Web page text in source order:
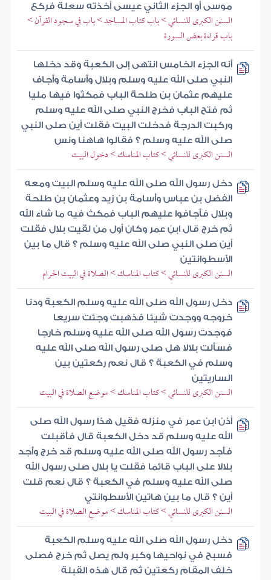
موسى أو الجزء الثاني عيسى أخذته سعلة فركع
السنن الكبرى للنسائي > باب كتاب المساجد > باب في سجود القرآن >
باب قراءة بعض السورة
أنه الجزء الخامس انتهى إلى الكعبة وقد دخلها
النبي صلى الله عليه وسلم وبلال وأسامة وأجاف
عليهم عثمان بن طلحة الباب فمكثوا فيها مليا
ثم فتح الباب فخرج النبي صلى الله عليه وسلم
وركبت الدرجة فدخلت البيت فقلت أين صلى النبي
صلى الله عليه وسلم ؟ فقالوا هاهنا ونس
السنن الكبرى للنسائي > كتاب المناسك > دخول البيت
دخل رسول الله صلى الله عليه وسلم البيت ومعه
الفضل بن عباس وأسامة بن زيد وعثمان بن طلحة
وبلال فأجافوا عليهم الباب فمكث فيه ما شاء الله
ثم خرج قال ابن عمر وكان أول من لقيت بلال فقلت
أين صلى النبي صلى الله عليه وسلم ؟ قال ما بين
الأسطوانتين
السنن الكبرى للنسائي > كتاب المناسك > الصلاة في البيت الحرام
دخل رسول الله صلى الله عليه وسلم الكعبة ودنا
خروجه ووجدت شيئا فذهبت وجئت سريعا
فوجدت رسول الله صلى الله عليه وسلم خارجا
فسألت بلالا هل صلى رسول الله صلى الله عليه
وسلم في الكعبة ؟ قال نعم ركعتين بين
الساريتين
السنن الكبرى للنسائي > كتاب المناسك > موضع الصلاة في البيت
أذن ابن عمر في منزله فقيل هذا رسول الله صلى
الله عليه وسلم قد دخل الكعبة قال فأقبلت
فأجد رسول الله صلى الله عليه وسلم قد خرج وأجد
بلالا على الباب قائما فقلت يا بلال صلى رسول الله
صلى الله عليه وسلم في الكعبة ؟ قال نعم قلت
أين ؟ قال ما بين هاتين الأسطوانتي
السنن الكبرى للنسائي > كتاب المناسك > موضع الصلاة في البيت
دخل رسول الله صلى الله عليه وسلم الكعبة
فسبح في نواحيها وكبر ولم يصل ثم خرج فصلى
خلف المقام ركعتين ثم قال هذه القبلة